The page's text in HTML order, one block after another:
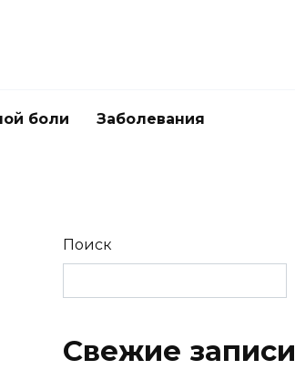
боли Заболевания
Поиск
Свежие записи